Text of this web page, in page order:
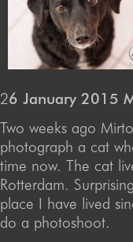
26 January 2015
Two weeks ago
photograph a cat
time now. The cat
Rotterdam.
place I have lived
do a photoshoot.